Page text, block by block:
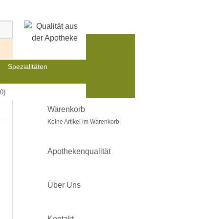
Spezialitäten
Warenkorb
Keine Artikel im Warenkorb
Apothekenqualität
Über Uns